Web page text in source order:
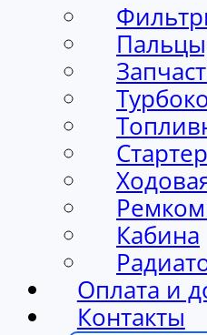
Кабина
Оплата и
Контакты